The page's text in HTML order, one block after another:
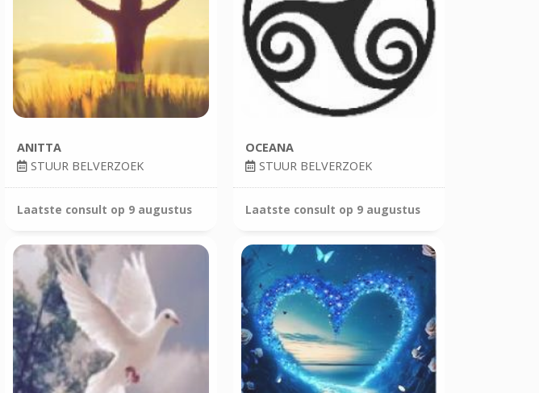
ANITTA
STUUR BELVERZOEK
Laatste consult op 9 augustus
OCEANA
STUUR BELVERZOEK
Laatste consult op 9 augustus